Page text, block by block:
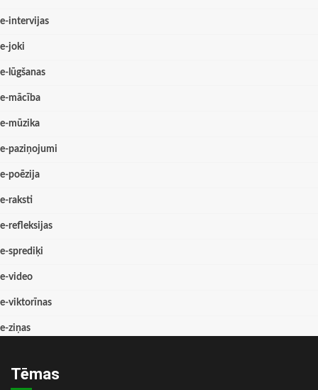
e-intervijas
e-joki
e-lūgšanas
e-mācība
e-mūzika
e-paziņojumi
e-poēzija
e-raksti
e-refleksijas
e-sprediķi
e-video
e-viktorīnas
e-ziņas
Tēmas